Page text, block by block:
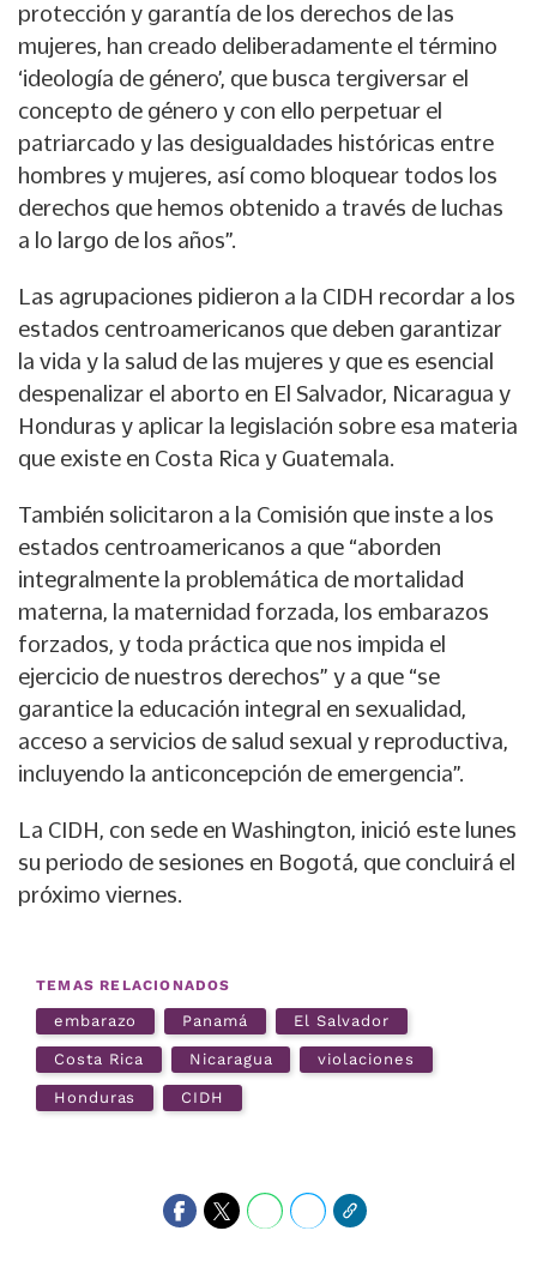
protección y garantía de los derechos de las
mujeres, han creado deliberadamente el término
‘ideología de género’, que busca tergiversar el
concepto de género y con ello perpetuar el
patriarcado y las desigualdades históricas entre
hombres y mujeres, así como bloquear todos los
derechos que hemos obtenido a través de luchas
a lo largo de los años”.
Las agrupaciones pidieron a la CIDH recordar a los
estados centroamericanos que deben garantizar
la vida y la salud de las mujeres y que es esencial
despenalizar el aborto en El Salvador, Nicaragua y
Honduras y aplicar la legislación sobre esa materia
que existe en Costa Rica y Guatemala.
También solicitaron a la Comisión que inste a los
estados centroamericanos a que “aborden
integralmente la problemática de mortalidad
materna, la maternidad forzada, los embarazos
forzados, y toda práctica que nos impida el
ejercicio de nuestros derechos” y a que “se
garantice la educación integral en sexualidad,
acceso a servicios de salud sexual y reproductiva,
incluyendo la anticoncepción de emergencia”.
La CIDH, con sede en Washington, inició este lunes
su periodo de sesiones en Bogotá, que concluirá el
próximo viernes.
TEMAS RELACIONADOS
embarazo Panamá El Salvador
Costa Rica Nicaragua violaciones
Honduras CIDH